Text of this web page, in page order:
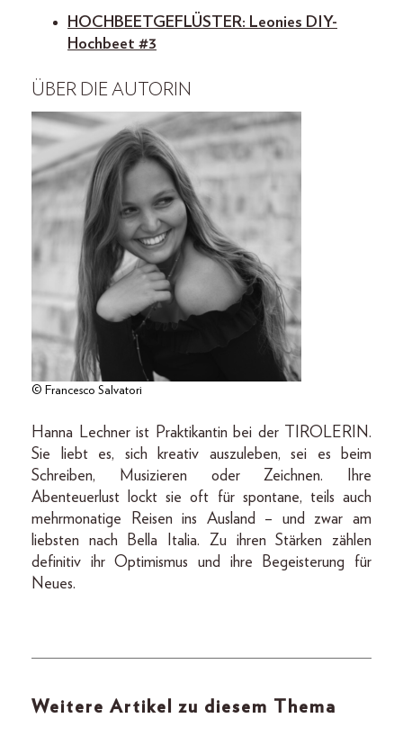
HOCHBEETGEFLÜSTER: Leonies DIY-
Hochbeet #3
ÜBER DIE AUTORIN
© Francesco Salvatori
Hanna Lechner ist Praktikantin bei der TIROLERIN.
Sie liebt es, sich kreativ auszuleben, sei es beim
Schreiben, Musizieren oder Zeichnen. Ihre
Abenteuerlust lockt sie oft für spontane, teils auch
mehrmonatige Reisen ins Ausland – und zwar am
liebsten nach Bella Italia. Zu ihren Stärken zählen
definitiv ihr Optimismus und ihre Begeisterung für
Neues.
Weitere Artikel zu diesem Thema